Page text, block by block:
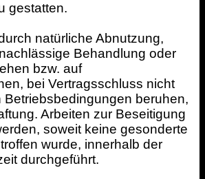
gestatten.
natürliche Abnutzung,
Behandlung oder
bzw. auf
bei Vertragsschluss nicht
beruhen,
Arbeiten zur Beseitigung
soweit keine gesonderte
wurde, innerhalb der
durchgeführt.